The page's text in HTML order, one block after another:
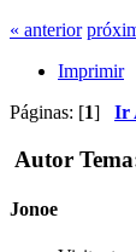
« anterior
Imprimir
Páginas: [1] Ir
Autor
Jonoe